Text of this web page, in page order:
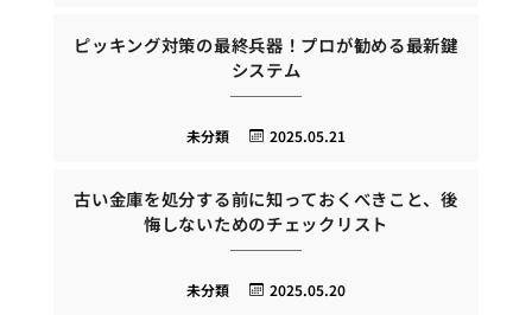
ピッキング対策の最終兵器！プロが勧める最新鍵
システム
2025.05.21
未分類
古い金庫を処分する前に知っておくべきこと、後
悔しないためのチェックリスト
2025.05.20
未分類